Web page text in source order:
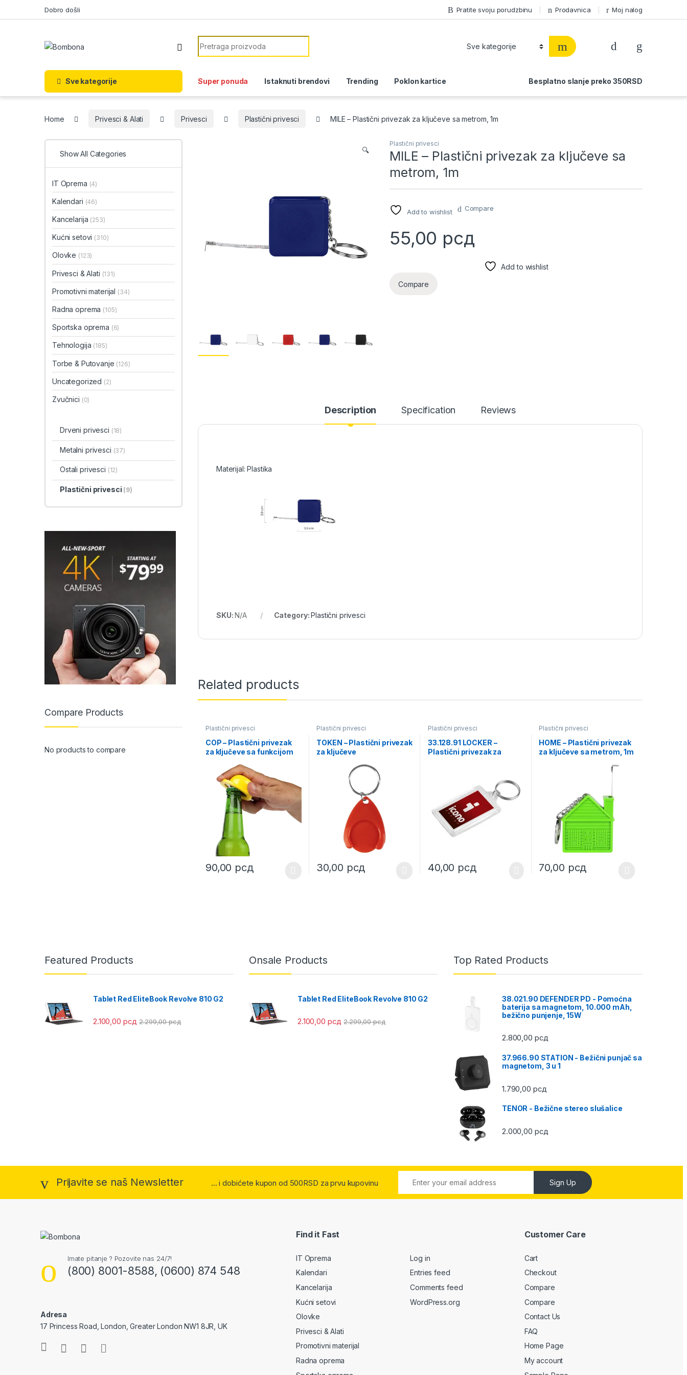
Dobro došli Pratite svoju porudzbinu Prodavnica Moj nalog
Search for:
Sve kategorije Super ponuda Istaknuti brendovi Trending Poklon kartice Besplatno slanje preko 350RSD
Home Privesci & Alati Privesci Plastični privesci MILE – Plastični privezak za ključeve sa metrom, 1m
🔍
Plastični privesci
MILE – Plastični privezak za ključeve sa
metrom, 1m
Add to wishlist Compare
55,00 рсд
Add to wishlist
Compare
Description Specification Reviews
Materijal: Plastika
SKU:N/A Category:Plastični privesci
Related products
Plastični privesci
COP – Plastični privezak
za ključeve sa funkcijom
90,00 рсд
This product has multiple variants. The options may be chosen on the product page
Plastični privesci
TOKEN – Plastični privezak
za ključeve
30,00 рсд
This product has multiple variants. The options may be chosen on the product page
Plastični privesci
33.128.91 LOCKER –
Plastični privezak za
40,00 рсд
Plastični privesci
HOME – Plastični privezak
za ključeve sa metrom, 1m
70,00 рсд
This product has multiple variants. The
Show All Categories
IT Oprema (4)
Kalendari (46)
Kancelarija (253)
Kućni setovi (310)
Olovke (123)
Privesci & Alati (131)
Promotivni materijal (34)
Radna oprema (105)
Sportska oprema (6)
Tehnologija (185)
Torbe & Putovanje (126)
Uncategorized (2)
Zvučnici (0)
Drveni privesci (18)
Metalni privesci (37)
Ostali privesci (12)
Plastični privesci (9)
Compare Products
No products to compare
Featured Products
Tablet Red EliteBook Revolve 810 G2
2.100,00 рсд 2.299,00рсд
Onsale Products
Tablet Red EliteBook Revolve 810 G2
2.100,00 рсд 2.299,00рсд
Top Rated Products
38.021.90 DEFENDER PD - Pomoćna
baterija sa magnetom, 10.000 mAh,
bežično punjenje, 15W
2.800,00 рсд
37.966.90 STATION - Bežični punjač sa
magnetom, 3 u 1
1.790,00 рсд
TENOR - Bežične stereo slušalice
2.000,00 рсд
Prijavite se naš Newsletter ... i dobićete kupon od 500RSD za prvu kupovinu Sign Up
Imate pitanje ? Pozovite nas 24/7!
(800) 8001-8588, (0600) 874 548
Adresa
17 Princess Road, London, Greater London NW1 8JR, UK
Find it Fast
IT Oprema
Kalendari
Kancelarija
Kućni setovi
Olovke
Privesci & Alati
Promotivni materijal
Radna oprema
Log in
Entries feed
Comments feed
WordPress.org
Customer Care
Cart
Checkout
Compare
Compare
Contact Us
FAQ
Home Page
My account